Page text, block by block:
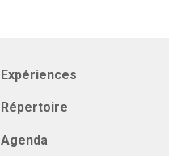
Expériences
Répertoire
Agenda